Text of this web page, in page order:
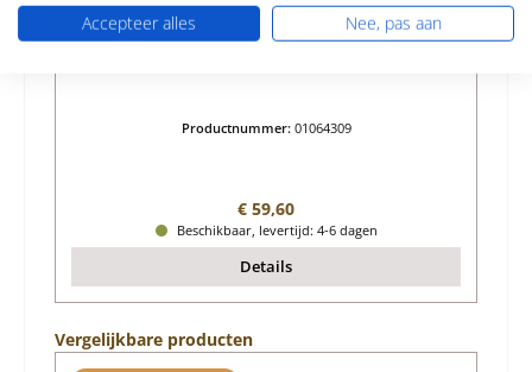
Productnummer: 01064309
Normale prijs:
€ 59,60
Beschikbaar, levertijd: 4-6 dagen
Details
Productgalerij overslaan
Vergelijkbare producten
Accepteer alles Nee, pas aan